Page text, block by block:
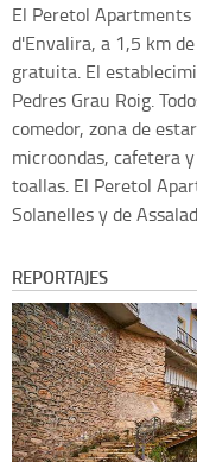
El Peretol
d'Envalira, a 1,5 km
gratuita. El
Pedres Grau Roig.
comedor, zona de
microondas, cafetera
toallas. El Peretol
Solanelles y de
REPORTAJES